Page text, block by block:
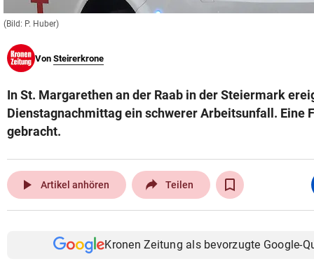
(Bild: P. Huber)
Von Steirerkrone
In St. Margarethen an der Raab in der Steiermark
Dienstagnachmittag ein schwerer Arbeitsunfall. Eine
gebracht.
play_arrow Artikel anhören Teilen
Kronen Zeitung als bevorzugte Google-